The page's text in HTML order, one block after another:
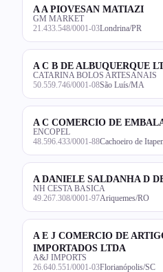
A A PIOVESAN MATIAZI
GM MARKET
21.433.548/0001-03Londrina/PR
A C B DE ALBUQUERQUE
CATARINA BOLOS ARTESANAIS
50.559.746/0001-08São Luís/MA
A C COMERCIO DE
ENCOPEL
48.596.433/0001-88Cachoeiro de
A DANIELE SALDANHA D
NH CESTA BASICA
49.267.308/0001-97Ariquemes/RO
A E J COMERCIO DE
IMPORTADOS LTDA
A&J IMPORTS
26.640.551/0001-03Florianópolis/SC